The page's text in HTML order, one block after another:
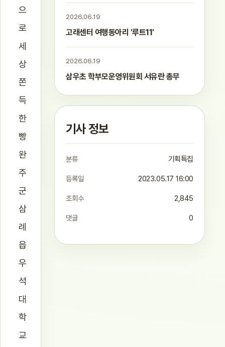
으
로
세
상
쫀
득
한
빵
완
주
군
삼
례
읍
우
석
대
학
교
2026.06.19
고래센터 여행동아리 '루트11'
2026.06.19
삼우초 학부모운영위원회 서유란 총무
기사 정보
분류 기획특집
등록일 2023.05.17 16:00
조회수 2,845
댓글 0